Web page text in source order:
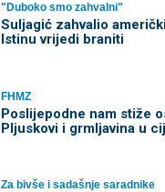
"Duboko smo zahvalni"
Suljagić zahvalio
Istinu vrijedi braniti
FHMZ
Poslijepodne nam stiže
Pljuskovi i grmljavina u
Za bivše i sadašnje saradnike